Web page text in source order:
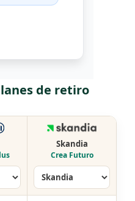
de retiro
Skandia
Crea Futuro